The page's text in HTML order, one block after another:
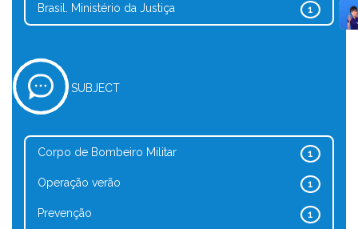
1
Brasil. Ministério da Justiça
SUBJECT
1
Corpo de Bombeiro Militar
1
Operação verão
1
Prevenção